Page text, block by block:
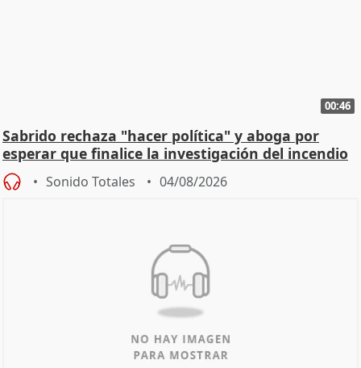
00:46
Sabrido rechaza "hacer política" y aboga por
esperar que finalice la investigación del incendio
Sonido Totales 04/08/2026